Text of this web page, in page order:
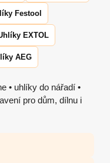
Festool
EXTOL
AEG
• uhlíky do nářadí •
pro dům, dílnu i